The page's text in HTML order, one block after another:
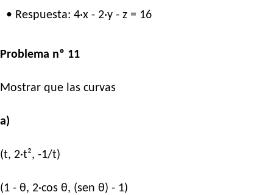
• Respuesta: 4·x - 2·y - z = 16
Problema nº 11
Mostrar que las curvas
a)
(t, 2·t², -1/t)
(1 - θ, 2·cos θ, (sen θ) - 1)